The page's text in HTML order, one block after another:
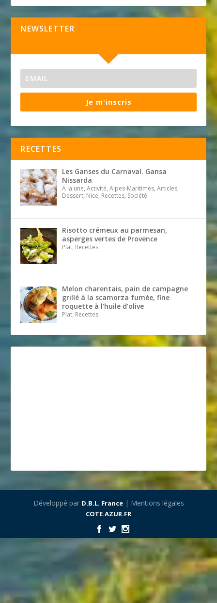
NEWSLETTER
Je m'inscris
RECETTES
Les Ganses du Carnaval. Gansa
Nissarda
A la une, Activité, Alpes-Maritimes, Articles,
Dessert, Nice, Recettes, Société
Risotto crémeux au parmesan,
asperges vertes de Provence
Plat, Recettes
Melon charentais, pain de campagne
grillé à la scamorza fumée, fine
roquette à l’huile d’olive
Plat, Recettes
Développé par D.B.L. France| Mentions légales
COTE.AZUR.FR